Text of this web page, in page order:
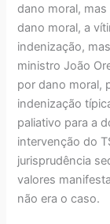
dano moral,
dano moral, a
indenização,
ministro João
por dano moral,
indenização
paliativo para a
intervenção do
jurisprudência
valores
não era o caso.